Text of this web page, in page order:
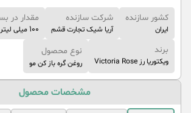
کشور سازنده
ایران
شرکت سازنده
آریا شیک تجارت قشم
مقدار در
100 میلی لیتر
برند
ویکتوریا رز Victoria Rose
نوع محصول
روغن گره باز کن مو
مشخصات محصول